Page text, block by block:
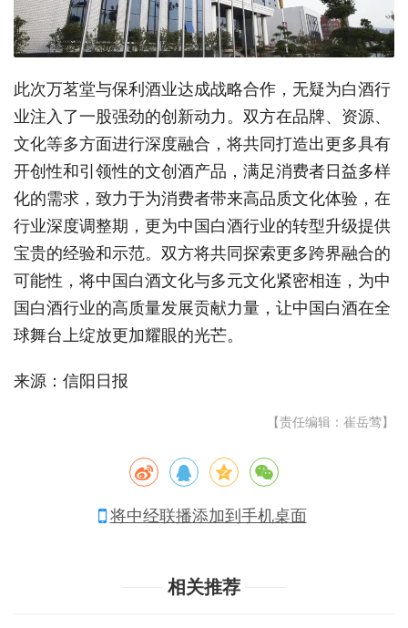
此次万茗堂与保利酒业达成战略合作，无疑为白酒行
业注入了一股强劲的创新动力。双方在品牌、资源、
文化等多方面进行深度融合，将共同打造出更多具有
开创性和引领性的文创酒产品，满足消费者日益多样
化的需求，致力于为消费者带来高品质文化体验，在
行业深度调整期，更为中国白酒行业的转型升级提供
宝贵的经验和示范。双方将共同探索更多跨界融合的
可能性，将中国白酒文化与多元文化紧密相连，为中
国白酒行业的高质量发展贡献力量，让中国白酒在全
球舞台上绽放更加耀眼的光芒。
来源：信阳日报
【责任编辑：崔岳莺】
将中经联播添加到手机桌面
相关推荐